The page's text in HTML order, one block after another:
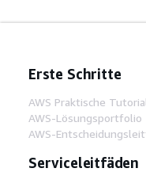
Erste Schritte
AWS Praktische
AWS-Lösungsportfolio
AWS-
Serviceleitfäden